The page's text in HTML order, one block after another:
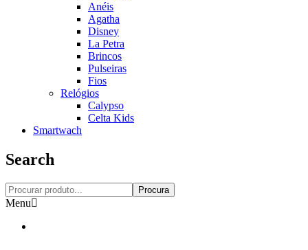
Anéis
Agatha
Disney
La Petra
Brincos
Pulseiras
Fios
Relógios
Calypso
Celta Kids
Smartwach
Search
Procura
Menu